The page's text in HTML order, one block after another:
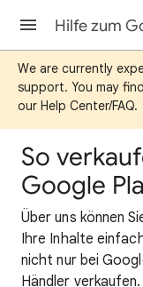
We are currently
support. You may
our Help Center/FAQ.
So
Google
Über uns können
Ihre Inhalte
nicht nur bei
Händler